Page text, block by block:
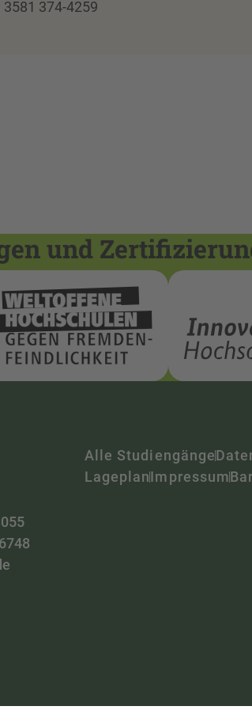
3581 374-4259
und
Alle Studiengänge
LageplanImpressum